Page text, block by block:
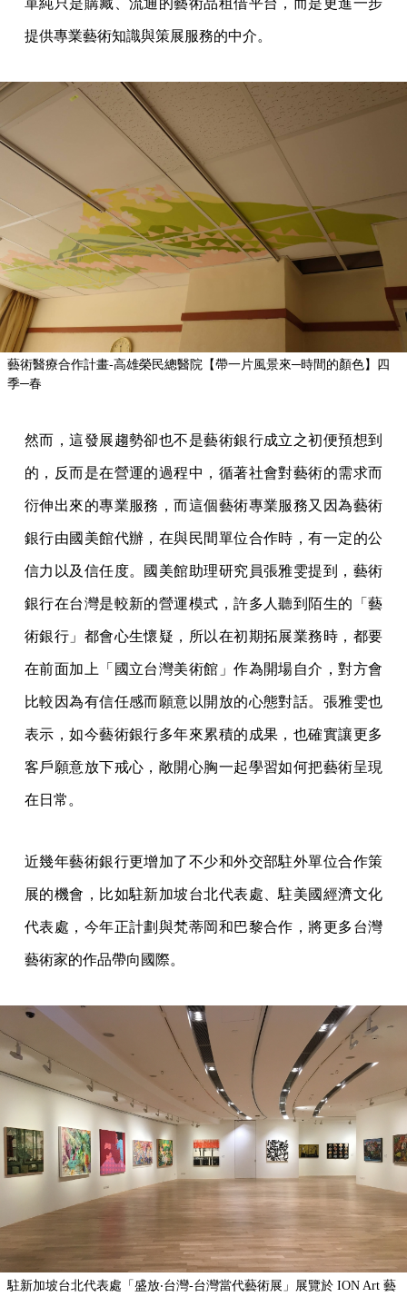
提供專業藝術知識與策展服務的中介。
藝術醫療合作計畫-高雄榮民總醫院【帶一片風景來─時間的顏色】四
季─春
然而，這發展趨勢卻也不是藝術銀行成立之初便預想到
的，反而是在營運的過程中，循著社會對藝術的需求而
衍伸出來的專業服務，而這個藝術專業服務又因為藝術
銀行由國美館代辦，在與民間單位合作時，有一定的公
信力以及信任度。國美館助理研究員張雅雯提到，藝術
銀行在台灣是較新的營運模式，許多人聽到陌生的「藝
術銀行」都會心生懷疑，所以在初期拓展業務時，都要
在前面加上「國立台灣美術館」作為開場自介，對方會
比較因為有信任感而願意以開放的心態對話。張雅雯也
表示，如今藝術銀行多年來累積的成果，也確實讓更多
客戶願意放下戒心，敞開心胸一起學習如何把藝術呈現
在日常。
近幾年藝術銀行更增加了不少和外交部駐外單位合作策
展的機會，比如駐新加坡台北代表處、駐美國經濟文化
代表處，今年正計劃與梵蒂岡和巴黎合作，將更多台灣
藝術家的作品帶向國際。
駐新加坡台北代表處「盛放‧台灣-台灣當代藝術展」展覽於 ION Art 藝